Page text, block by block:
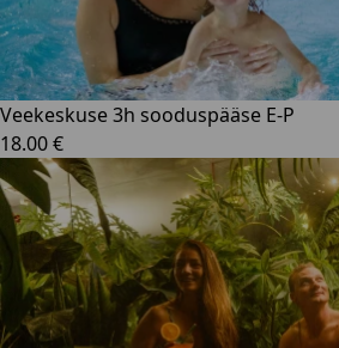
Veekeskuse 3h sooduspääse E-P
18.00 €